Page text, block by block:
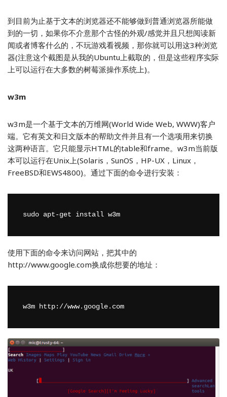
到目前为止基于文本的浏览器还不能够做到普通浏览器所能做
到的一切，如果你不介意那个古怪的外观/感觉并且只想阅读新
闻或者博客什么的，不玩游戏看视频，那你就可以用这3种浏览
器(注意这个截图是从我的Ubuntu上截取的，但是这些程序实际
上可以运行在大多数的树莓派操作系统上)。
w3m
w3m是一个基于文本的万维网(World Wide Web, WWW)客户
端。它有英文和日文版本的帮助文件并且有一个选项用来切换
这两种语言。它只能显示HTML的table和frame。w3m当前版
本可以运行在Unix上(Solaris，SunOS，HP-UX，Linux，
FreeBSD和EWS4800)。通过下面的命令进行安装：
sudo apt-get install w3m
使用下面的命令来访问网站，把其中的
http://www.google.com换成你想要的地址：
w3m http://www.google.com